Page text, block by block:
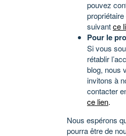
pouvez
suivantce
Pour le
Si vous
rétablir
blog, nous
invitons à
contacter
ce lien.
Nous espérons
pourra être de